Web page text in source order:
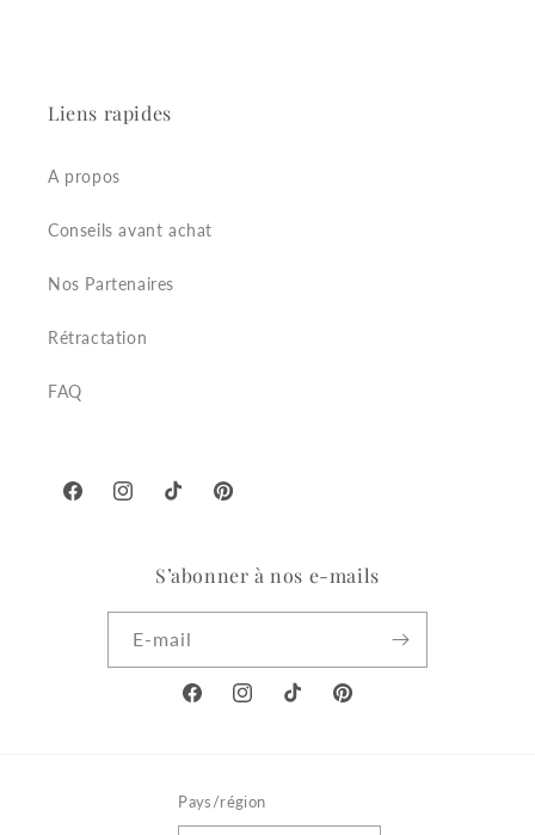
Liens rapides
A propos
Conseils avant achat
Nos Partenaires
Rétractation
FAQ
FacebookInstagramTikTok Pinterest
S’abonner à nos e-mails
E-mail
FacebookInstagramTikTok Pinterest
Pays/région